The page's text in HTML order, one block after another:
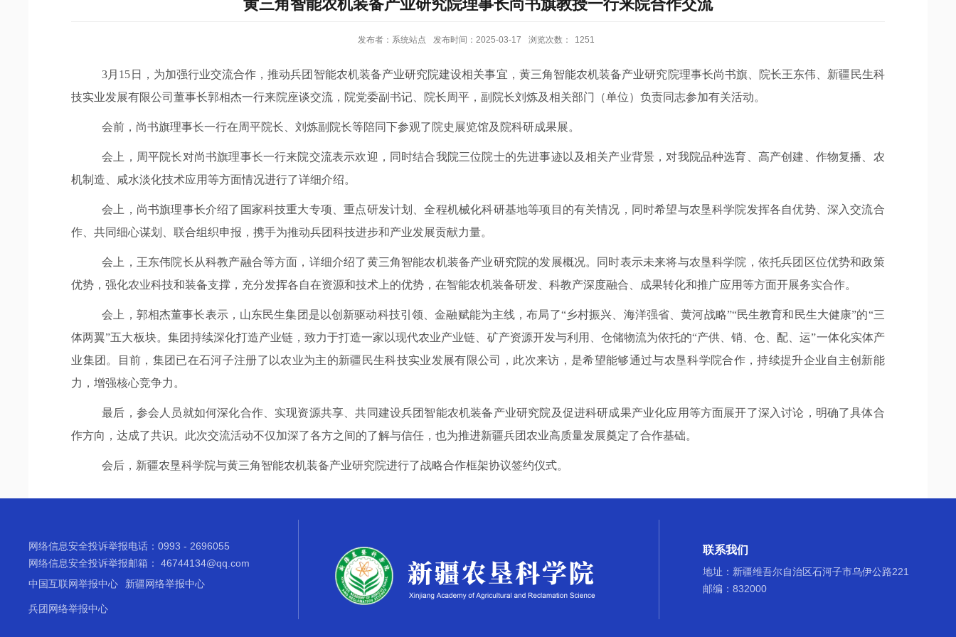
黄三角智能农机装备产业研究院理事长尚书旗教授一行来院合作交流
发布者：系统站点 发布时间：2025-03-17 浏览次数： 1251
3月15日，为加强行业交流合作，推动兵团智能农机装备产业研究院建设相关事宜，黄三角智能农机装备产业研究院理事长尚书旗、院长王东伟、新疆民生科
技实业发展有限公司董事长郭相杰一行来院座谈交流，院党委副书记、院长周平，副院长刘炼及相关部门（单位）负责同志参加有关活动。
会前，尚书旗理事长一行在周平院长、刘炼副院长等陪同下参观了院史展览馆及院科研成果展。
会上，周平院长对尚书旗理事长一行来院交流表示欢迎，同时结合我院三位院士的先进事迹以及相关产业背景，对我院品种选育、高产创建、作物复播、农
机制造、咸水淡化技术应用等方面情况进行了详细介绍。
会上，尚书旗理事长介绍了国家科技重大专项、重点研发计划、全程机械化科研基地等项目的有关情况，同时希望与农垦科学院发挥各自优势、深入交流合
作、共同细心谋划、联合组织申报，携手为推动兵团科技进步和产业发展贡献力量。
会上，王东伟院长从科教产融合等方面，详细介绍了黄三角智能农机装备产业研究院的发展概况。同时表示未来将与农垦科学院，依托兵团区位优势和政策
优势，强化农业科技和装备支撑，充分发挥各自在资源和技术上的优势，在智能农机装备研发、科教产深度融合、成果转化和推广应用等方面开展务实合作。
会上，郭相杰董事长表示，山东民生集团是以创新驱动科技引领、金融赋能为主线，布局了“乡村振兴、海洋强省、黄河战略”“民生教育和民生大健康”的“三
体两翼”五大板块。集团持续深化打造产业链，致力于打造一家以现代农业产业链、矿产资源开发与利用、仓储物流为依托的“产供、销、仓、配、运”一体化实体产
业集团。目前，集团已在石河子注册了以农业为主的新疆民生科技实业发展有限公司，此次来访，是希望能够通过与农垦科学院合作，持续提升企业自主创新能
力，增强核心竞争力。
最后，参会人员就如何深化合作、实现资源共享、共同建设兵团智能农机装备产业研究院及促进科研成果产业化应用等方面展开了深入讨论，明确了具体合
作方向，达成了共识。此次交流活动不仅加深了各方之间的了解与信任，也为推进新疆兵团农业高质量发展奠定了合作基础。
会后，新疆农垦科学院与黄三角智能农机装备产业研究院进行了战略合作框架协议签约仪式。
网络信息安全投诉举报电话：0993 - 2696055
网络信息安全投诉举报邮箱： 46744134@qq.com
中国互联网举报中心
新疆网络举报中心
兵团网络举报中心
联系我们
地址：新疆维吾尔自治区石河子市乌伊公路221
邮编：832000